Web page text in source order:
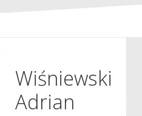
Wiśniewski
Adrian